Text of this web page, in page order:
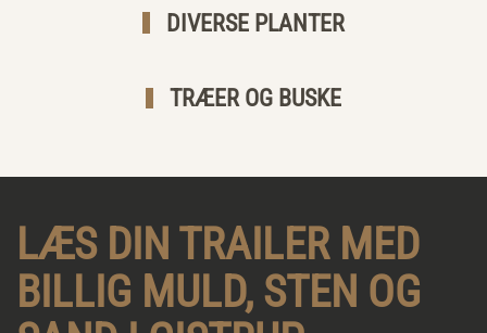
DIVERSE PLANTER
TRÆER OG BUSKE
LÆS DIN TRAILER MED
BILLIG MULD, STEN OG